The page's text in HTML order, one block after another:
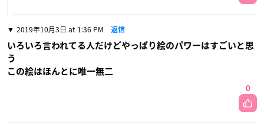
2019年10月3日 at 1:36 PM 返信
いろいろ言われてる人だけどやっぱり絵のパワーはすごいと思
う
この絵はほんとに唯一無二
0